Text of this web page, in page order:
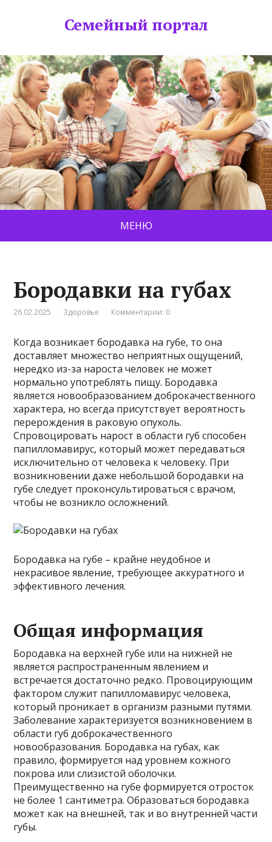
Семейный портал
МЕНЮ
Бородавки на губах
26.02.2025 Здоровье Комментарии: 0
Когда возникает бородавка на губе, то она
доставляет множество неприятных ощущений,
нередко из-за нароста человек не может
нормально употреблять пищу. Бородавка
является новообразованием доброкачественного
характера, но всегда присутствует вероятность
перерождения в раковую опухоль.
Спровоцировать нарост в области губ способен
папилломавирус, который может передаваться
исключительно от человека к человеку. При
возникновении даже небольшой бородавки на
губе следует проконсультироваться с врачом,
чтобы не возникло осложнений.
Бородавка на губе – крайне неудобное и
некрасивое явление, требующее аккуратного и
эффективного лечения.
Общая информация
Бородавка на верхней губе или на нижней не
является распространенным явлением и
встречается достаточно редко. Провоцирующим
фактором служит папилломавирус человека,
который проникает в организм разными путями.
Заболевание характеризуется возникновением в
области губ доброкачественного
новообразования. Бородавка на губах, как
правило, формируется над уровнем кожного
покрова или слизистой оболочки.
Преимущественно на губе формируется отросток
не более 1 сантиметра. Образоваться бородавка
может как на внешней, так и во внутренней части
губы.